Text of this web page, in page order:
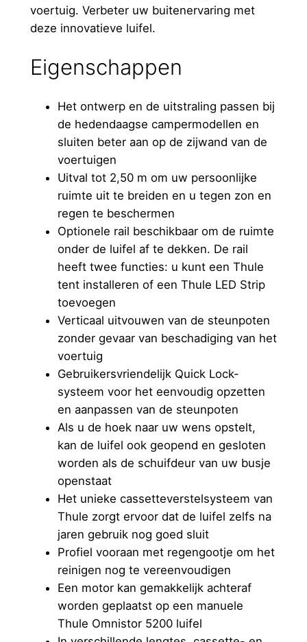
voertuig. Verbeter uw buitenervaring met
deze innovatieve luifel.
Eigenschappen
Het ontwerp en de uitstraling passen bij
de hedendaagse campermodellen en
sluiten beter aan op de zijwand van de
voertuigen
Uitval tot 2,50 m om uw persoonlijke
ruimte uit te breiden en u tegen zon en
regen te beschermen
Optionele rail beschikbaar om de ruimte
onder de luifel af te dekken. De rail
heeft twee functies: u kunt een Thule
tent installeren of een Thule LED Strip
toevoegen
Verticaal uitvouwen van de steunpoten
zonder gevaar van beschadiging van het
voertuig
Gebruikersvriendelijk Quick Lock-
systeem voor het eenvoudig opzetten
en aanpassen van de steunpoten
Als u de hoek naar uw wens opstelt,
kan de luifel ook geopend en gesloten
worden als de schuifdeur van uw busje
openstaat
Het unieke cassetteverstelsysteem van
Thule zorgt ervoor dat de luifel zelfs na
jaren gebruik nog goed sluit
Profiel vooraan met regengootje om het
reinigen nog te vereenvoudigen
Een motor kan gemakkelijk achteraf
worden geplaatst op een manuele
Thule Omnistor 5200 luifel